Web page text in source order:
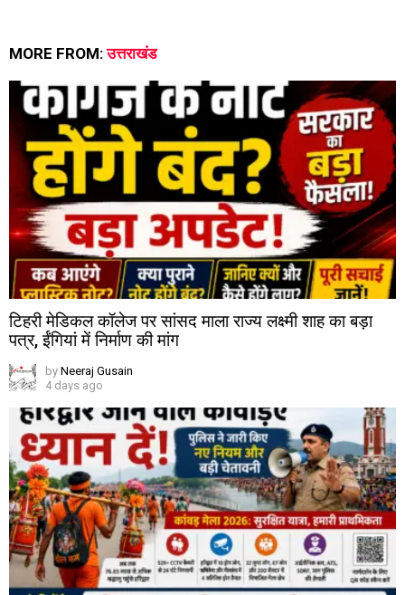
MORE FROM:उत्तराखंड
टिहरी मेडिकल कॉलेज पर सांसद माला राज्य लक्ष्मी शाह का बड़ा
पत्र, ईंगियां में निर्माण की मांग
by Neeraj Gusain
4 days ago